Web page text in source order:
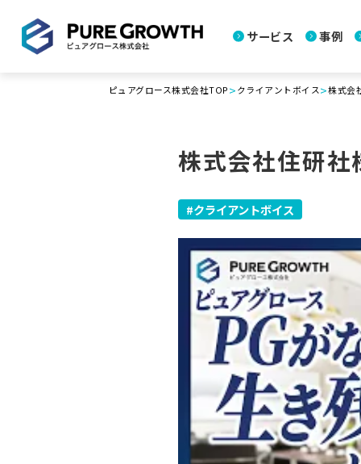
サービス 事例
ピュアグロース株式会社TOP > クライアントボイス>株式会
株式会社住研社
クライアントボイス